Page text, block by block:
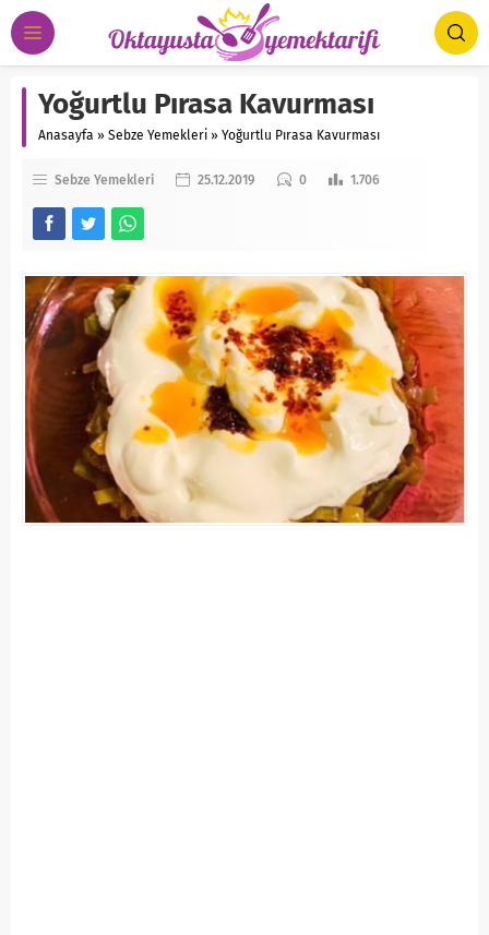
Yoğurtlu Pırasa Kavurması
Anasayfa » Sebze Yemekleri » Yoğurtlu Pırasa Kavurması
Sebze Yemekleri 25.12.2019 0 1.706